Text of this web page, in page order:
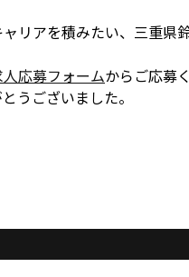
リアを積みたい、三重
応募フォームからご応募
うございました。